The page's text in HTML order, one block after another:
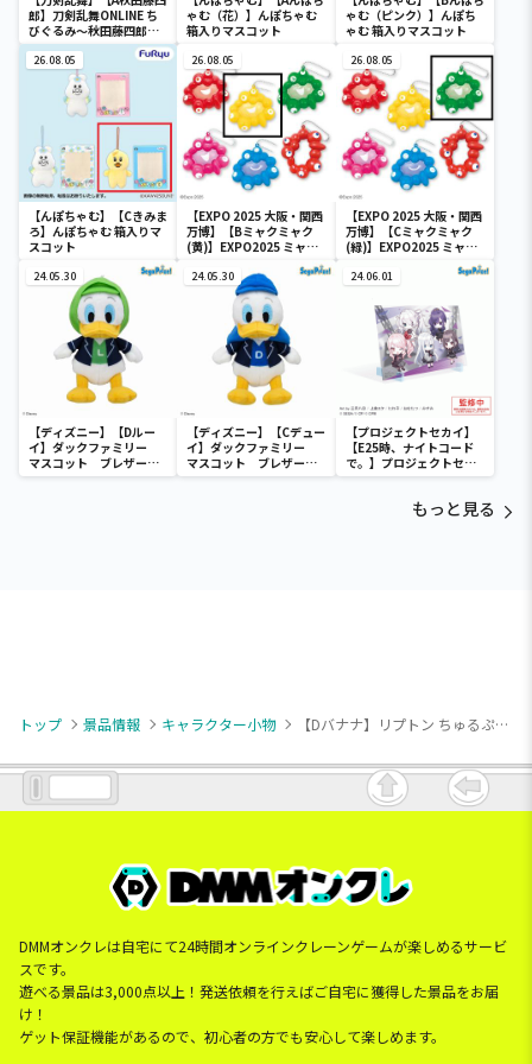
郎】刀剣乱舞ONLINE ち
びぐるみ～秋田藤四郎・
大倶利伽羅・へし切長谷
部・獅子王・火車切～
ゃむ（花）】んぽちゃむ
箱入りマスコット
ゃむ（ピンク）】んぽち
ゃむ 箱入りマスコット
26.08.05
【んぽちゃむ】【Cきみま
ろ】んぽちゃむ 箱入りマ
スコット
26.08.05
【EXPO 2025 大阪・関西
万博】【Bミャクミャク
(黄)】EXPO2025 ミャク
ミャク カラフルスクイー
ズマスコット
26.08.05
【EXPO 2025 大阪・関西
万博】【Cミャクミャク
(緑)】EXPO2025 ミャク
ミャク カラフルスクイー
ズマスコット
24.05.30
【ディズニー】【Dルー
イ】ダックファミリー
マスコット ブレザーコ
スチューム
24.05.30
【ディズニー】【Cデュー
イ】ダックファミリー
マスコット ブレザーコ
スチューム
24.06.01
【プロジェクトセカイ】
【E25時、ナイトコード
で。】プロジェクトセカ
イ カラフルステージ！
もっと見る
トップ 景品情報 キャラクター小物 【Dバナナ】リプトン ちゅるぷかチャーム3
DMMオンクレは自宅にて24時間オンラインクレーンゲームが楽しめるサービ
スです。
遊べる景品は3,000点以上！発送依頼を行えばご自宅に獲得した景品をお届
け！
ゲット保証機能があるので、初心者の方でも安心して楽しめます。